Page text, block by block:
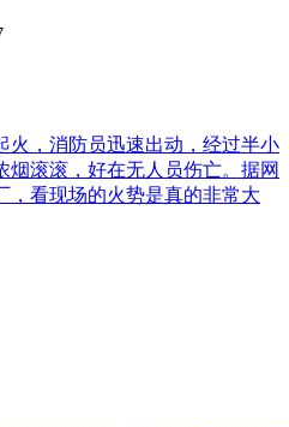
火，消防员迅速出动，经过半小
烟滚滚，好在无人员伤亡。据网
，看现场的火势是真的非常大